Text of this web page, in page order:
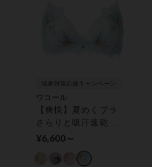
猛暑対策応援キャンペーン
ワコール
【爽快】夏めくブラ
さらりと吸汗速乾 ワ
イヤーブラ（３／４カ
¥6,600～